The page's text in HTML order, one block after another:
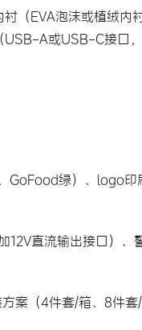
（EVA泡沫或植绒内
USB-A或USB-C接口
GoFood绿）、logo印
12V直流输出接口）、
案（4件套/箱、8件套